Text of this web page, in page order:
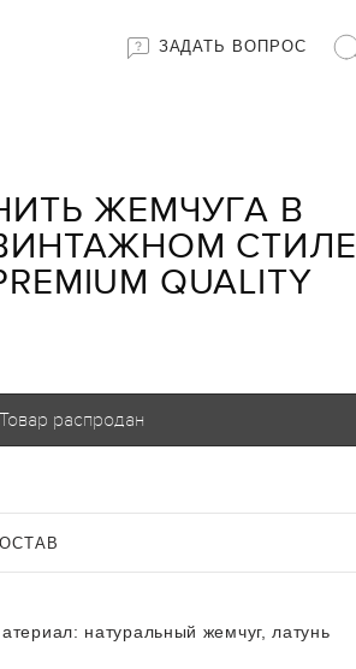
ЗАДАТЬ ВОПРОС
ЖЕМЧУГА В
СТИЛЕ
QUALITY
Товар распродан
натуральный жемчуг, латунь